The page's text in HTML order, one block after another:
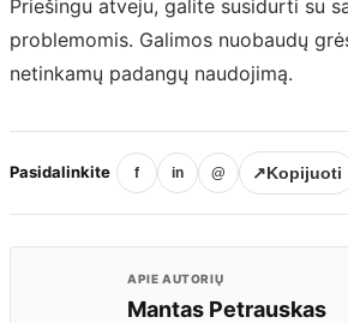
Priešingu atveju, galite susidurti su
problemomis. Galimos nuobaudų
netinkamų padangų naudojimą.
Pasidalinkite f in @ ↗Kopijuoti
APIE AUTORIŲ
Mantas Petrauskas